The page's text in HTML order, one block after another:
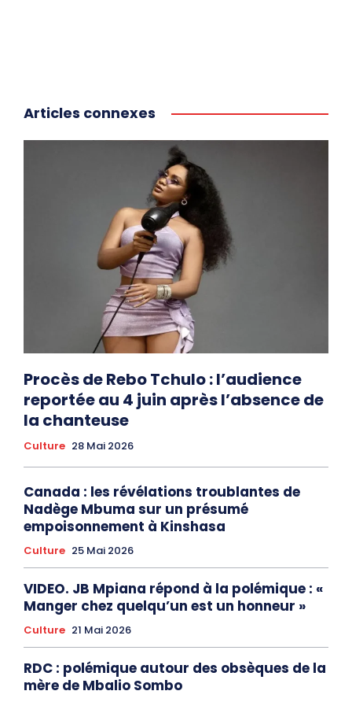
Articles connexes
Procès de Rebo Tchulo : l’audience
reportée au 4 juin après l’absence de
la chanteuse
Culture 28 Mai 2026
Canada : les révélations troublantes de
Nadège Mbuma sur un présumé
empoisonnement à Kinshasa
Culture 25 Mai 2026
VIDEO. JB Mpiana répond à la polémique : «
Manger chez quelqu’un est un honneur »
Culture 21 Mai 2026
RDC : polémique autour des obsèques de la
mère de Mbalio Sombo